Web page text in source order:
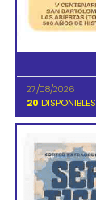
27/08/2026
20 DISPONIBLES